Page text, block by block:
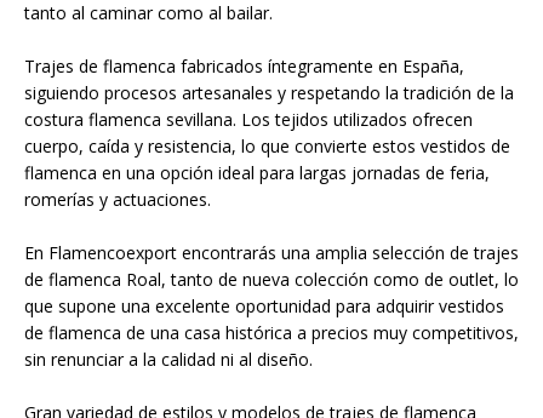
tanto al caminar como al bailar.
Trajes de flamenca fabricados íntegramente en España,
siguiendo procesos artesanales y respetando la tradición de la
costura flamenca sevillana. Los tejidos utilizados ofrecen
cuerpo, caída y resistencia, lo que convierte estos vestidos de
flamenca en una opción ideal para largas jornadas de feria,
romerías y actuaciones.
En Flamencoexport encontrarás una amplia selección de trajes
de flamenca Roal, tanto de nueva colección como de outlet, lo
que supone una excelente oportunidad para adquirir vestidos
de flamenca de una casa histórica a precios muy competitivos,
sin renunciar a la calidad ni al diseño.
Gran variedad de estilos y modelos de trajes de flamenca